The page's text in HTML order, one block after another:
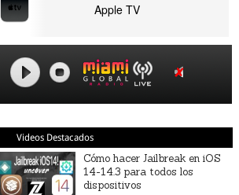
Apple TV
Videos Destacados
Cómo hacer Jailbreak en iOS
14-14.3 para todos los
dispositivos